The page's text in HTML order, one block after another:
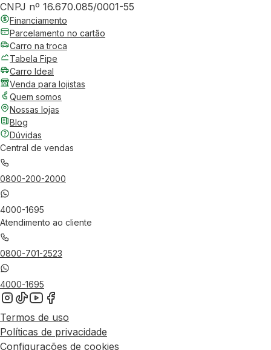
CNPJ nº 16.670.085/0001-55
Financiamento
Parcelamento no cartão
Carro na troca
Tabela Fipe
Carro Ideal
Venda para lojistas
Quem somos
Nossas lojas
Blog
Dúvidas
Central de vendas
0800-200-2000
4000-1695
Atendimento ao cliente
0800-701-2523
4000-1695
Termos de uso
Políticas de privacidade
Configurações de cookies